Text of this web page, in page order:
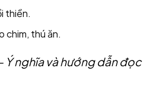
thiền.
chim, thú ăn.
nghĩa và hướng dẫn đọc